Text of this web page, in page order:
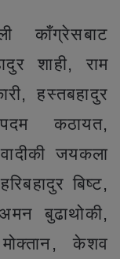
काँग्रेसबाट
शाही, राम
हस्तबहादुर
कठायत,
जयकला
बिष्ट,
बुढाथोकी,
केशव